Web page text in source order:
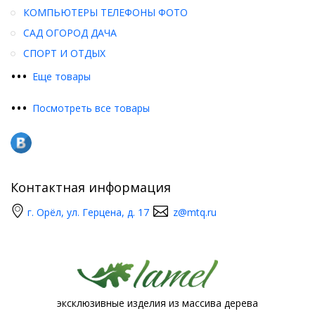
••• Еще товары
КОМПЬЮТЕРЫ ТЕЛЕФОНЫ ФОТО
САД ОГОРОД ДАЧА
СПОРТ И ОТДЫХ
••• Посмотреть все товары
Контактная информация
г. Орёл, ул. Герцена, д. 17 z@mtq.ru
эксклюзивные изделия из массива дерева